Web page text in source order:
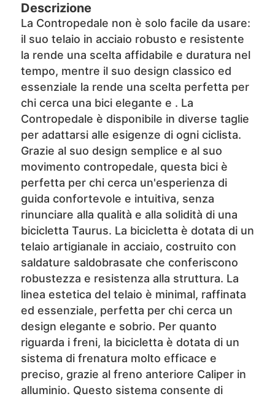
Descrizione
La Contropedale non è solo facile da usare:
il suo telaio in acciaio robusto e resistente
la rende una scelta affidabile e duratura nel
tempo, mentre il suo design classico ed
essenziale la rende una scelta perfetta per
chi cerca una bici elegante e . La
Contropedale è disponibile in diverse taglie
per adattarsi alle esigenze di ogni ciclista.
Grazie al suo design semplice e al suo
movimento contropedale, questa bici è
perfetta per chi cerca un'esperienza di
guida confortevole e intuitiva, senza
rinunciare alla qualità e alla solidità di una
bicicletta Taurus. La bicicletta è dotata di un
telaio artigianale in acciaio, costruito con
saldature saldobrasate che conferiscono
robustezza e resistenza alla struttura. La
linea estetica del telaio è minimal, raffinata
ed essenziale, perfetta per chi cerca un
design elegante e sobrio. Per quanto
riguarda i freni, la bicicletta è dotata di un
sistema di frenatura molto efficace e
preciso, grazie al freno anteriore Caliper in
alluminio. Questo sistema consente di